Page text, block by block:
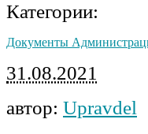
Категории:
Документы
31.08.2021
автор: Upravdel